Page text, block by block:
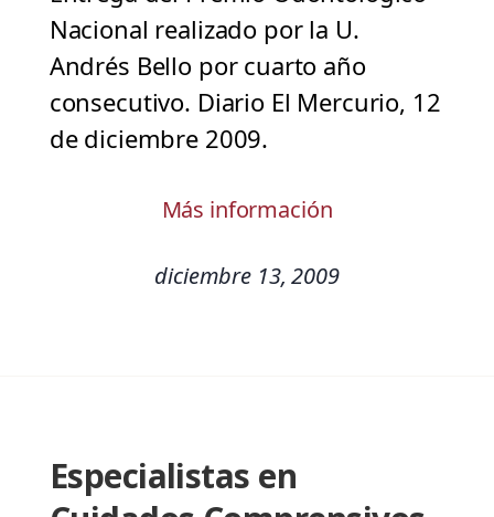
Nacional realizado por la U.
Andrés Bello por cuarto año
consecutivo. Diario El Mercurio, 12
de diciembre 2009.
Más información
diciembre 13, 2009
Especialistas en